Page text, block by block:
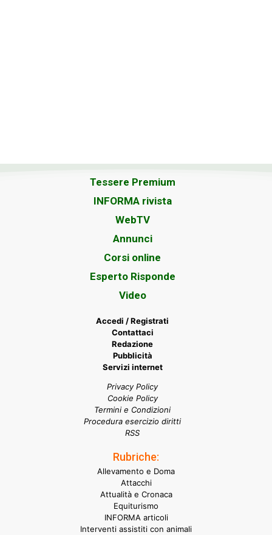
Tessere Premium
INFORMA rivista
WebTV
Annunci
Corsi online
Esperto Risponde
Video
Accedi / Registrati
Contattaci
Redazione
Pubblicità
Servizi internet
Privacy Policy
Cookie Policy
Termini e Condizioni
Procedura esercizio diritti
RSS
Rubriche:
Allevamento e Doma
Attacchi
Attualità e Cronaca
Equiturismo
INFORMA articoli
Interventi assistiti con animali